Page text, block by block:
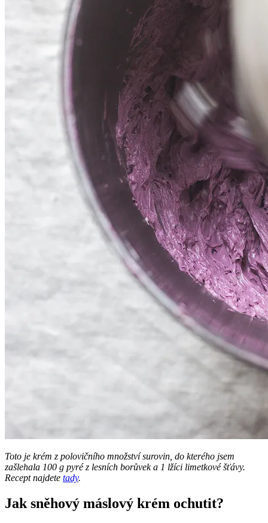
Toto je krém z polovičního množství surovin, do kterého jsem
zašlehala 100 g pyré z lesních borůvek a 1 lžíci limetkové šťávy.
Recept najdete tady.
Jak sněhový máslový krém ochutit?